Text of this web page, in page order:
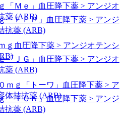
「Ｍｅ」
血圧降下薬 > アンジオ
薬 (ARB)
ｇ 血圧降下薬 > アンジオテンシ
ｍｇ「トーワ」
血圧降下薬 > ア
体拮抗薬 (ARB)
「ＦＦＰ」
血圧降下薬 > アンジ
抗薬 (ARB)
「ＪＧ」
血圧降下薬 > アンジオ
薬 (ARB)
「ＴＣＫ」血圧降下薬 > アンジ
抗薬 (ARB)